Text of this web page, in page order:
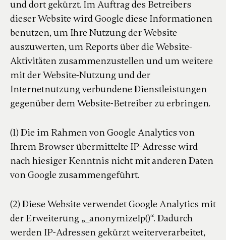
und dort gekürzt. Im Auftrag des Betreibers
dieser Website wird Google diese Informationen
benutzen, um Ihre Nutzung der Website
auszuwerten, um Reports über die Website-
Aktivitäten zusammenzustellen und um weitere
mit der Website-Nutzung und der
Internetnutzung verbundene Dienstleistungen
gegenüber dem Website-Betreiber zu erbringen.
(1) Die im Rahmen von Google Analytics von
Ihrem Browser übermittelte IP-Adresse wird
nach hiesiger Kenntnis nicht mit anderen Daten
von Google zusammengeführt.
(2) Diese Website verwendet Google Analytics mit
der Erweiterung „_anonymizeIp()“. Dadurch
werden IP-Adressen gekürzt weiterverarbeitet,